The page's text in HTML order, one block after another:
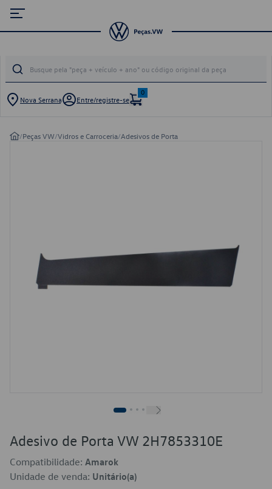
Nova Serrana Entre/registre-se
0
/Peças VW/Vidros e Carroceria/Adesivos de Porta
Adesivo de Porta VW 2H7853310E
Compatibilidade: Amarok
Unidade de venda: Unitário(a)